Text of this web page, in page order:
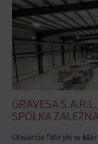
GRAVESA
SPÓŁKA
Otwarcie fabryki w